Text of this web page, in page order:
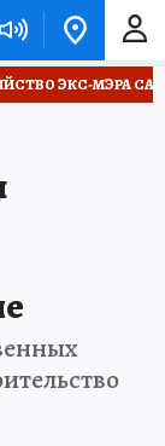
ЭКС-МЭРА